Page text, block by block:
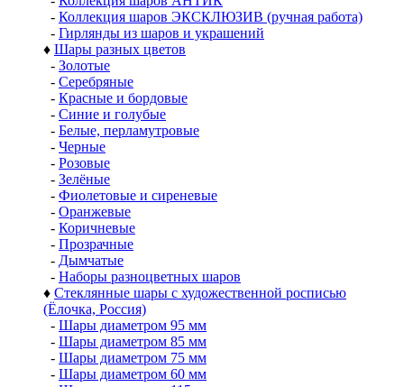
- Коллекция шаров ЭКСКЛЮЗИВ (ручная работа)
- Гирлянды из шаров и украшений
♦ Шары разных цветов
- Золотые
- Серебряные
- Красные и бордовые
- Синие и голубые
- Белые, перламутровые
- Черные
- Розовые
- Зелёные
- Фиолетовые и сиреневые
- Оранжевые
- Коричневые
- Прозрачные
- Дымчатые
- Наборы разноцветных шаров
♦ Стеклянные шары с художественной росписью
(Ёлочка, Россия)
- Шары диаметром 95 мм
- Шары диаметром 85 мм
- Шары диаметром 75 мм
- Шары диаметром 60 мм